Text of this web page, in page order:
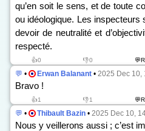
qu’en soit le sens, et de toute
ou idéologique. Les inspecteurs
devoir de neutralité et
respecté.
👍0 👎0
💬 • Erwan Balanant • 2025 Dec 10,
Bravo !
👍1 👎1
💬 • Thibault Bazin • 2025 Dec 10,
Nous y veillerons aussi ; c’est